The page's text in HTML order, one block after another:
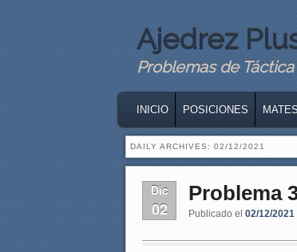
Ajedrez
Problemas de
SKIP TO PRIMARY
SKIP TO SECONDARY
INICIO POSICIONES MATES
DAILY ARCHIVES: 02/12/2021
Dic
02
Problema
Publicado el 02/12/2021